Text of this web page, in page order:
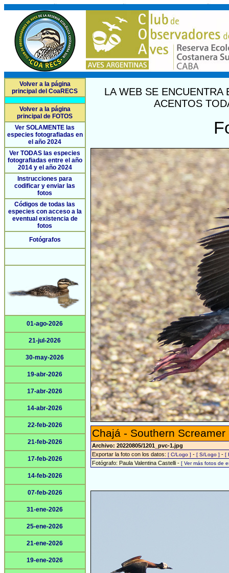
Volver a la página
principal del CoaRECS
Volver a la página
principal de FOTOS
Ver SOLAMENTE las
especies fotografiadas en
el año 2024
Ver TODAS las especies
fotografiadas entre el año
2014 y el año 2024
Instrucciones para
codificar y enviar las
fotos
Códigos de todas las
especies con acceso a la
eventual existencia de
fotos
Fotógrafos
01-ago-2026
21-jul-2026
30-may-2026
19-abr-2026
17-abr-2026
14-abr-2026
22-feb-2026
21-feb-2026
17-feb-2026
14-feb-2026
07-feb-2026
31-ene-2026
25-ene-2026
21-ene-2026
19-ene-2026
LA WEB SE
ACENTOS
Chajá - Southern
Archivo: 20220805/1201_pvc-1.jpg
Exportar la foto con los datos: [ C/Logo ] - [ S/Logo ] - [
Fotógrafo: Paula Valentina Castelli - [ Ver más fotos de